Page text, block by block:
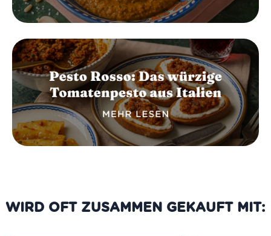
WIRD OFT ZUSAMMEN GEKAUFT MIT: